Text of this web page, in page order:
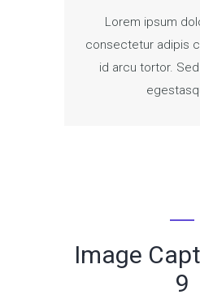
Lorem ipsum
consectetur adipis
id arcu tortor.
Image
9